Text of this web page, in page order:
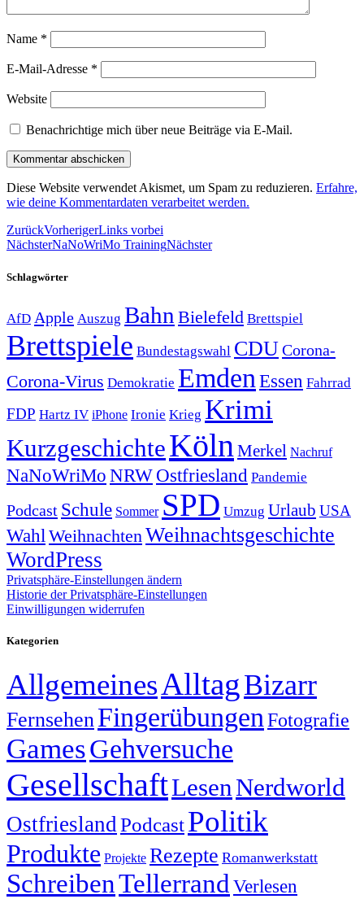
Name *
E-Mail-Adresse *
Website
Benachrichtige mich über neue Beiträge via E-Mail.
Diese Website verwendet Akismet, um Spam zu reduzieren. Erfahre,
wie deine Kommentardaten verarbeitet werden.
ZurückVorherigerLinks vorbei
NächsterNaNoWriMo TrainingNächster
Schlagwörter
AfD Apple Auszug Bahn Bielefeld Brettspiel
Brettspiele Bundestagswahl CDUCorona-
Corona-Virus Demokratie Emden Essen Fahrrad
FDP Hartz IV iPhone Ironie Krieg Krimi
KurzgeschichteKöln Merkel Nachruf
NaNoWriMo NRWOstfriesland Pandemie
Podcast Schule Sommer SPD Umzug Urlaub USA
Wahl Weihnachten Weihnachtsgeschichte
WordPress
Privatsphäre-Einstellungen ändern
Historie der Privatsphäre-Einstellungen
Einwilligungen widerrufen
Kategorien
AllgemeinesAlltagBizarr
FernsehenFingerübungen Fotografie
GamesGehversuche
GesellschaftLesenNerdworld
OstfrieslandPodcastPolitik
Produkte Projekte Rezepte Romanwerkstatt
SchreibenTellerrand Verlesen